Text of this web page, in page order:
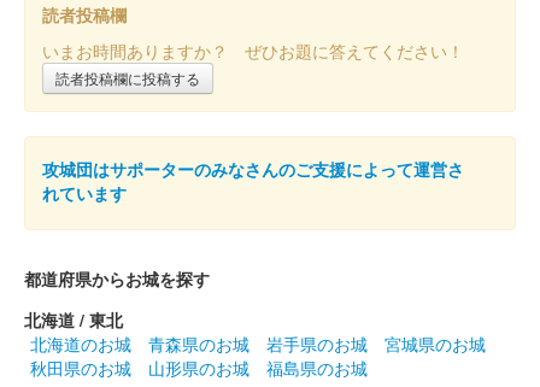
読者投稿欄
いまお時間ありますか？ ぜひお題に答えてください！
読者投稿欄に投稿する
攻城団はサポーターのみなさんのご支援によって運営さ
れています
都道府県からお城を探す
北海道 / 東北
北海道のお城
青森県のお城 岩手県のお城
宮城県のお城
秋田県のお城
山形県のお城
福島県のお城